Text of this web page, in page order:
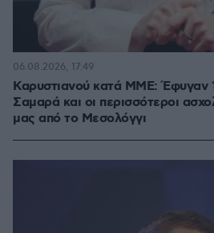
Καρυστιανού κατά ΜΜΕ: Έφυγαν
Σαμαρά και οι περισσότεροι
μας από το Μεσολόγγι
06.08.2026, 17:49